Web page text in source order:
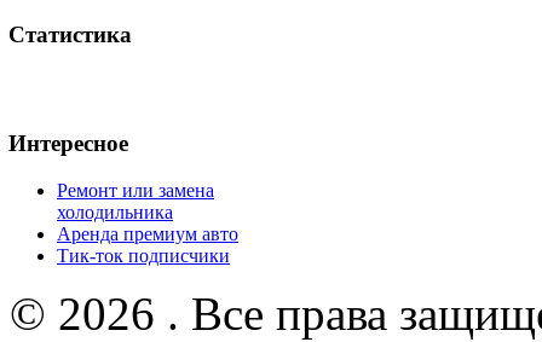
Статистика
Интересное
Ремонт или замена
холодильника
Аренда премиум авто
Тик-ток подписчики
© 2026 . Все права